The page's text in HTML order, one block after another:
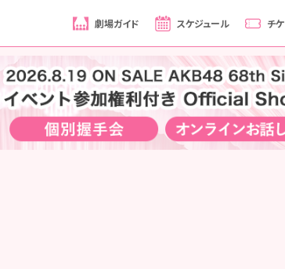
劇場ガイド スケジュール チ